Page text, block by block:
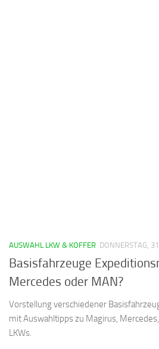
AUSWAHL LKW & KOFFER DONNERSTAG,
Basisfahrzeuge
Mercedes oder MAN?
Vorstellung verschiedener
mit Auswahltipps zu Magirus,
LKWs.